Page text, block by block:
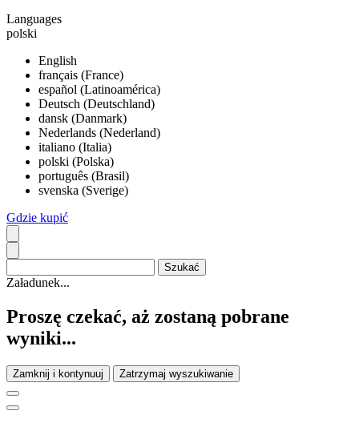
Languages
polski
English
français (France)
español (Latinoamérica)
Deutsch (Deutschland)
dansk (Danmark)
Nederlands (Nederland)
italiano (Italia)
polski (Polska)
português (Brasil)
svenska (Sverige)
Gdzie kupić
Załadunek...
Proszę czekać, aż zostaną pobrane
wyniki...
Zamknij i kontynuuj Zatrzymaj wyszukiwanie